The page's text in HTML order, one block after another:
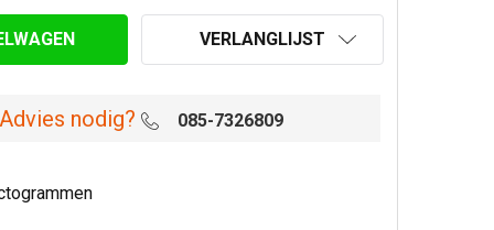
VERLANGLIJST
Advies nodig? 085-7326809